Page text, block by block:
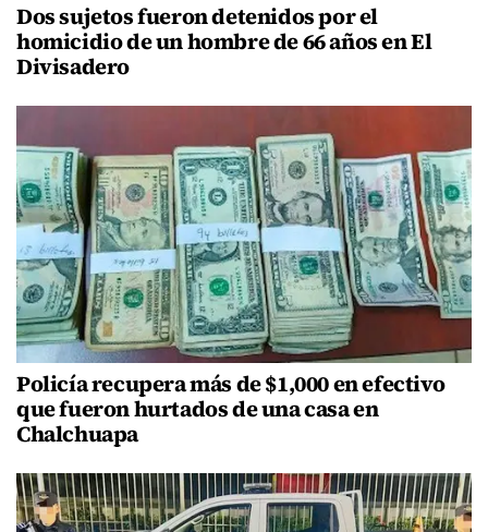
Dos sujetos fueron detenidos por el
homicidio de un hombre de 66 años en El
Divisadero
Policía recupera más de $1,000 en efectivo
que fueron hurtados de una casa en
Chalchuapa